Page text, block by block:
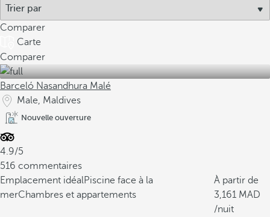
Comparer
Carte
Comparer
Barceló Nasandhura Malé
Male, Maldives
Nouvelle ouverture
4.9/5
516 commentaires
Emplacement idéalPiscine face à la
merChambres et appartements
À partir de
3,161
/nuit
s
m
t
i
e
.
C
'
e
s
t